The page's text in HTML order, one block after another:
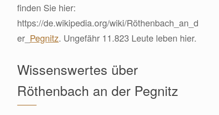
finden Sie hier:
https://de.wikipedia.org/wiki/Röthenbach_an_d
er_ Pegnitz. Ungefähr 11.823 Leute leben hier.
Wissenswertes über
Röthenbach an der Pegnitz